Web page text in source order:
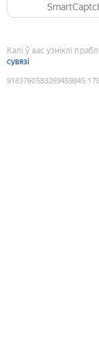
Калі ў вас узніклі
сувязі
9183760583269459845: